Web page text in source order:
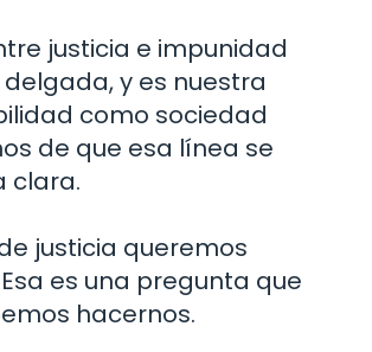
justicia e impunidad
y es nuestra
como sociedad
de que esa línea se
clara.
justicia queremos
es una pregunta que
hacernos.